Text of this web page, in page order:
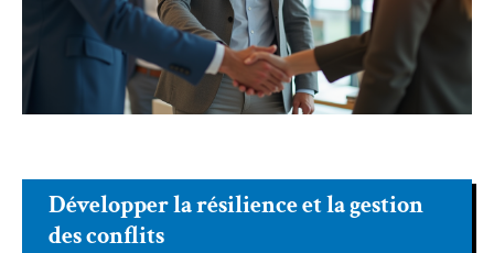
Développer la résilience et la gestion
des conflits